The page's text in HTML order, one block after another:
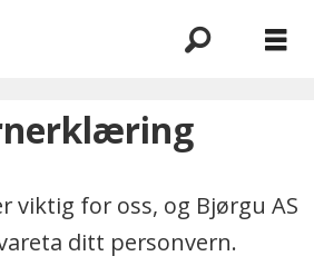
viktig for oss, og Bjørgu AS
ditt personvern.